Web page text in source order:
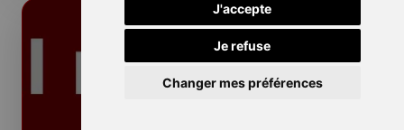
J'accepte
Je refuse
Changer mes préférences